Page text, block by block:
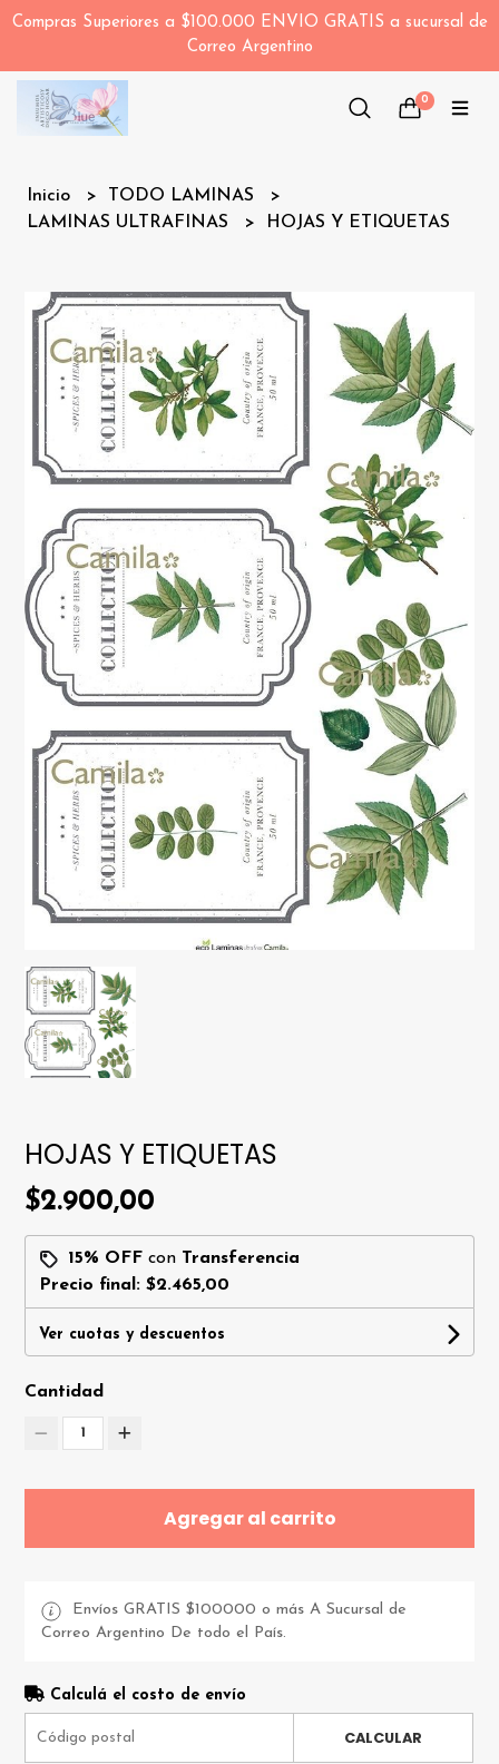
Compras Superiores a $100.000 ENVIO GRATIS a sucursal de
Correo Argentino
0
Inicio
TODO LAMINAS
LAMINAS ULTRAFINAS
HOJAS Y ETIQUETAS
HOJAS Y ETIQUETAS
$2.900,00
15% OFF con Transferencia
Precio final:$2.465,00
Ver cuotas y descuentos
Cantidad
1
Agregar al carrito
Envíos GRATIS $100000 o más A Sucursal de
Correo Argentino De todo el País.
Calculá el costo de envío
CALCULAR